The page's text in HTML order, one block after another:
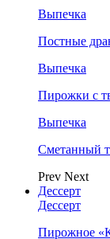
Выпечка
Постные
Выпечка
Пирожки с
Выпечка
Сметанный
Prev Next
Дессерт
Дессерт
Пирожное